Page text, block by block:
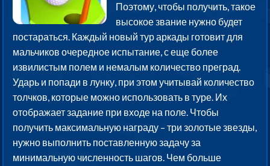
Поэтому, чтобы получить, такое
высокое звание нужно будет
постараться. Каждый новый тур аркады готовит для
мальчиков очередное испытание, с еще более
извилистым полем и немалым количество преград.
Ударь и попади в лунку, при этом учитывай количество
толчков, которые можно использовать в туре. Их
отображает задание при входе на поле. Чтобы
получить максимальную награду – три золотые звезды,
нужно выполнить поставленную задачу за
минимальную численность шагов. Чем больше